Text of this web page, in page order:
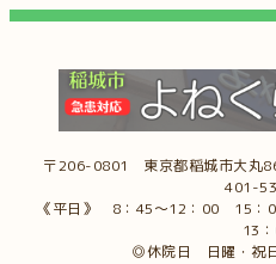
〒206-0801 東京都稲城市大
401-
《平日》 8：45～12：00 15
13
◎休院日 日曜・祝